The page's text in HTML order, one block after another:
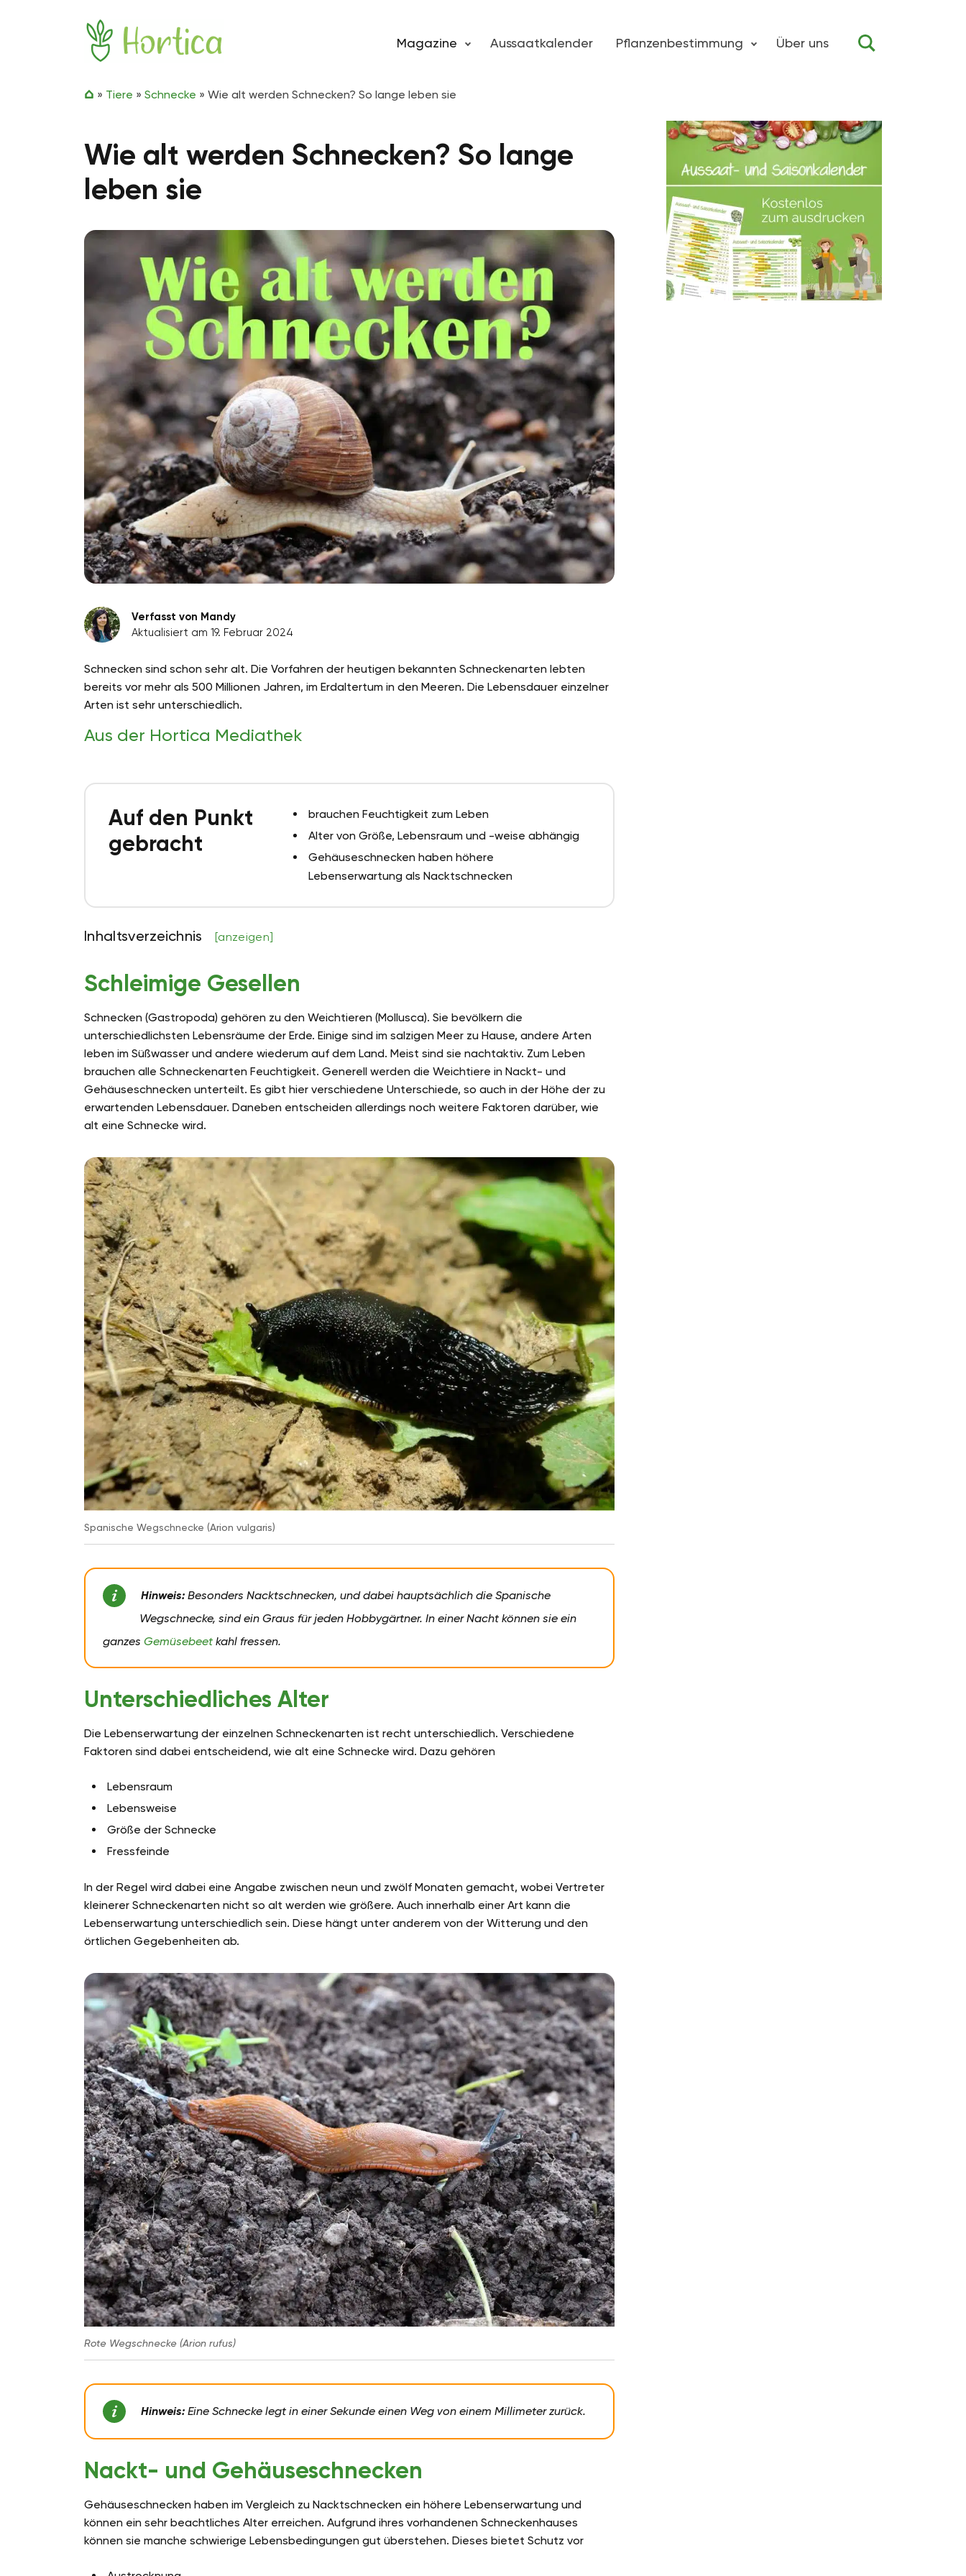
Magazine Aussaatkalender Pflanzenbestimmung Über uns
» Tiere » Schnecke » Wie alt werden Schnecken? So lange leben sie
Wie alt werden Schnecken? So lange
leben sie
Verfasst von Mandy
Aktualisiert am 19. Februar 2024
Schnecken sind schon sehr alt. Die Vorfahren der heutigen bekannten Schneckenarten lebten
bereits vor mehr als 500 Millionen Jahren, im Erdaltertum in den Meeren. Die Lebensdauer einzelner
Arten ist sehr unterschiedlich.
Aus der Hortica Mediathek
Auf den Punkt
gebracht
brauchen Feuchtigkeit zum Leben
Alter von Größe, Lebensraum und -weise abhängig
Gehäuseschnecken haben höhere
Lebenserwartung als Nacktschnecken
Inhaltsverzeichnis [anzeigen]
Schleimige Gesellen
Schnecken (Gastropoda) gehören zu den Weichtieren (Mollusca). Sie bevölkern die
unterschiedlichsten Lebensräume der Erde. Einige sind im salzigen Meer zu Hause, andere Arten
leben im Süßwasser und andere wiederum auf dem Land. Meist sind sie nachtaktiv. Zum Leben
brauchen alle Schneckenarten Feuchtigkeit. Generell werden die Weichtiere in Nackt- und
Gehäuseschnecken unterteilt. Es gibt hier verschiedene Unterschiede, so auch in der Höhe der zu
erwartenden Lebensdauer. Daneben entscheiden allerdings noch weitere Faktoren darüber, wie
alt eine Schnecke wird.
Spanische Wegschnecke (Arion vulgaris)
Hinweis:Besonders Nacktschnecken, und dabei hauptsächlich die Spanische
Wegschnecke, sind ein Graus für jeden Hobbygärtner. In einer Nacht können sie ein
ganzes Gemüsebeet kahl fressen.
Unterschiedliches Alter
Die Lebenserwartung der einzelnen Schneckenarten ist recht unterschiedlich. Verschiedene
Faktoren sind dabei entscheidend, wie alt eine Schnecke wird. Dazu gehören
Lebensraum
Lebensweise
Größe der Schnecke
Fressfeinde
In der Regel wird dabei eine Angabe zwischen neun und zwölf Monaten gemacht, wobei Vertreter
kleinerer Schneckenarten nicht so alt werden wie größere. Auch innerhalb einer Art kann die
Lebenserwartung unterschiedlich sein. Diese hängt unter anderem von der Witterung und den
örtlichen Gegebenheiten ab.
Rote Wegschnecke (Arion rufus)
Hinweis:Eine Schnecke legt in einer Sekunde einen Weg von einem Millimeter zurück.
Nackt- und Gehäuseschnecken
Gehäuseschnecken haben im Vergleich zu Nacktschnecken ein höhere Lebenserwartung und
können ein sehr beachtliches Alter erreichen. Aufgrund ihres vorhandenen Schneckenhauses
können sie manche schwierige Lebensbedingungen gut überstehen. Dieses bietet Schutz vor